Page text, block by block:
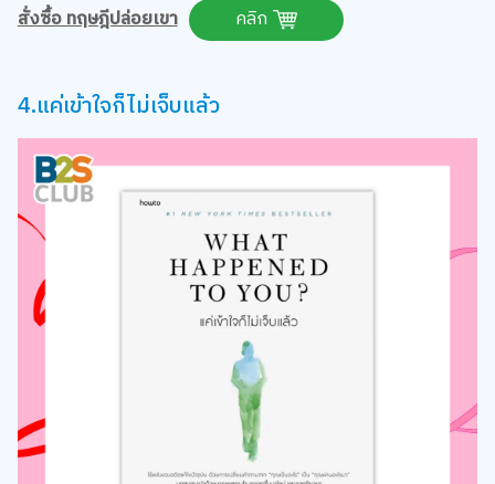
สั่งซื้อ ทฤษฎีปล่อยเขา
คลิก
4.แค่เข้าใจก็ไม่เจ็บแล้ว